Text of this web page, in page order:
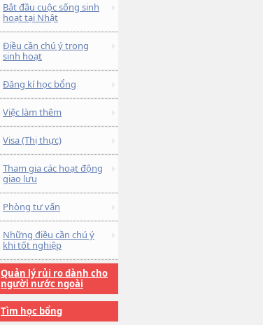
Bắt đầu cuộc sống sinh
hoạt tại Nhật
Điều cần chú ý trong
sinh hoạt
Đăng kí học bổng
Việc làm thêm
Visa (Thị thực)
Tham gia các hoạt động
giao lưu
Phòng tư vấn
Những điều cần chú ý
khi tốt nghiệp
Quản lý rủi ro dành cho
người nước ngoài
Tìm học bổng